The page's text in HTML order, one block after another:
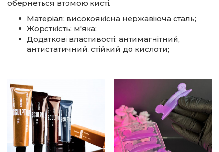
обернеться втомою кисті.
Матеріал: високоякісна нержавіюча сталь;
Жорсткість: м'яка;
Додаткові властивості: антимагнітний,
антистатичний, стійкий до кислоти;